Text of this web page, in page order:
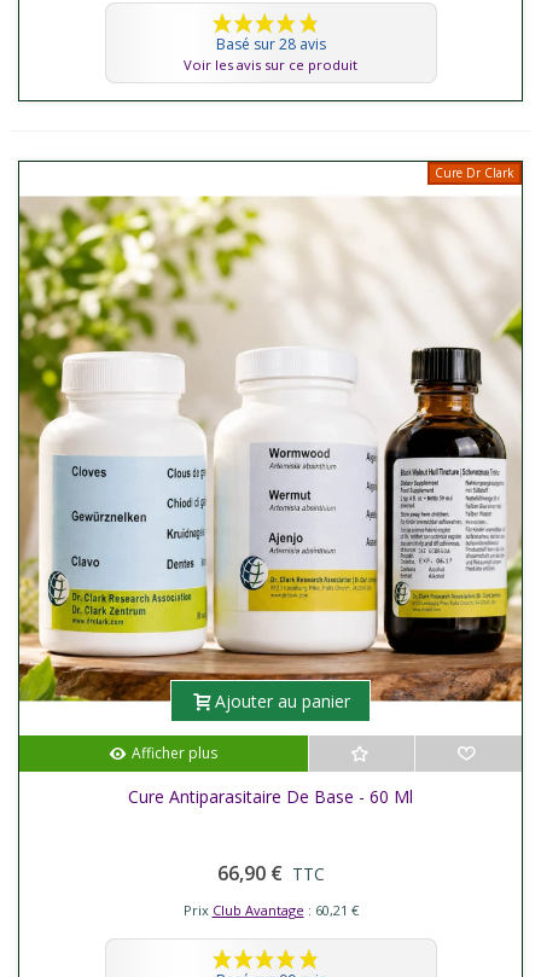
Basé sur 28 avis
Voir les avis sur ce produit
Cure Dr Clark
Ajouter au panier
Afficher plus
Cure Antiparasitaire De Base - 60 Ml
66,90 € TTC
Prix Club Avantage : 60,21 €